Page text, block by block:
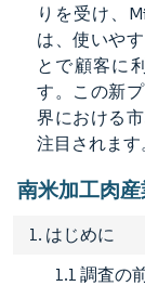
りを受け、
は、使いや
とで顧客に
す。この新
界における
注目されます
南米加工肉
1. はじめに
1.1 調査の